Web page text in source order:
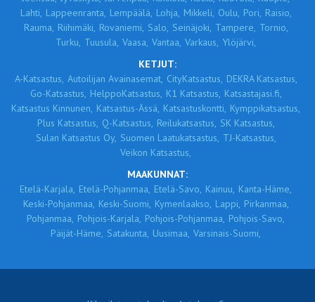
Lahti, Lappeenranta, Lempäälä, Lohja, Mikkeli, Oulu, Pori, Raisio,
Rauma, Riihimäki, Rovaniemi, Salo, Seinäjoki, Tampere, Tornio,
Turku, Tuusula, Vaasa, Vantaa, Varkaus, Ylöjärvi,
KETJUT:
A-Katsastus, Autoilijan Avainasemat, CityKatsastus, DEKRA Katsastus,
Go-Katsastus, HelppoKatsastus, K1 Katsastus, Katsastajasi.fi,
Katsastus Kinnunen, Katsastus-Ässä, Katsastuskontti, Kymppikatsastus,
Plus Katsastus, Q-Katsastus, Reilukatsastus, SK Katsastus,
Sulan Katsastus Oy, Suomen Laatukatsastus, TJ-Katsastus,
Veikon Katsastus,
MAAKUNNAT:
Etelä-Karjala, Etelä-Pohjanmaa, Etelä-Savo, Kainuu, Kanta-Häme,
Keski-Pohjanmaa, Keski-Suomi, Kymenlaakso, Lappi, Pirkanmaa,
Pohjanmaa, Pohjois-Karjala, Pohjois-Pohjanmaa, Pohjois-Savo,
Päijät-Häme, Satakunta, Uusimaa, Varsinais-Suomi,